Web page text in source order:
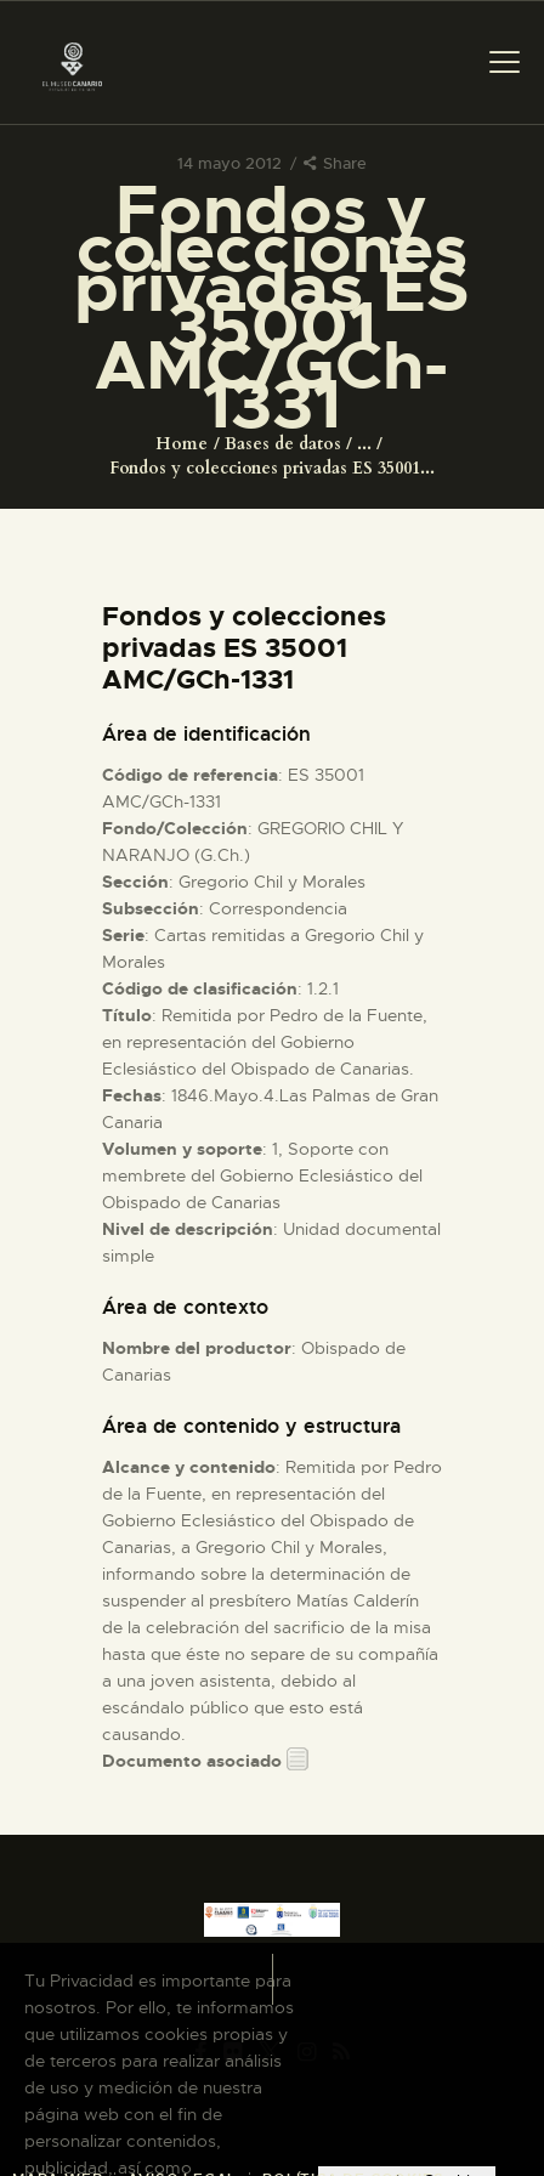
14 mayo 2012 Share
Fondos y
colecciones
privadas ES
35001
AMC/GCh-
1331
Home Bases de datos
...
Fondos y colecciones privadas ES 35001...
PREPARAR LA VISITA
ACTIVIDADES
█
EL MUSEO
ESPAÑOL
ACTIVIDADES
█
EL MUSEO
COLECCIONES
DIDÁCTICA
ESPAÑOL
Fondos y colecciones
privadas ES 35001
AMC/GCh-1331
Área de identificación
Código de referencia: ES 35001
AMC/GCh-1331
Fondo/Colección: GREGORIO CHIL Y
NARANJO (G.Ch.)
Sección: Gregorio Chil y Morales
Subsección: Correspondencia
Serie: Cartas remitidas a Gregorio Chil y
Morales
Código de clasificación: 1.2.1
Título: Remitida por Pedro de la Fuente,
en representación del Gobierno
Eclesiástico del Obispado de Canarias.
Fechas: 1846.Mayo.4.Las Palmas de Gran
Canaria
Volumen y soporte: 1, Soporte con
membrete del Gobierno Eclesiástico del
Obispado de Canarias
Nivel de descripción: Unidad documental
simple
Área de contexto
Nombre del productor: Obispado de
Canarias
Área de contenido y estructura
Alcance y contenido: Remitida por Pedro
de la Fuente, en representación del
Gobierno Eclesiástico del Obispado de
Canarias, a Gregorio Chil y Morales,
informando sobre la determinación de
suspender al presbítero Matías Calderín
de la celebración del sacrificio de la misa
hasta que éste no separe de su compañía
a una joven asistenta, debido al
escándalo público que esto está
causando.
Documento asociado
Tu Privacidad es importante para
nosotros. Por ello, te informamos
que utilizamos cookies propias y
de terceros para realizar análisis
de uso y medición de nuestra
página web con el fin de
personalizar contenidos,
publicidad, así como